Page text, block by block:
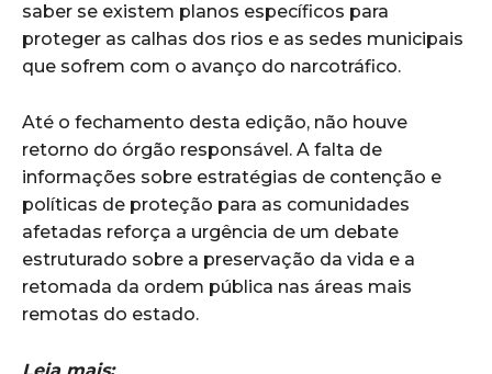
saber se existem planos específicos para
proteger as calhas dos rios e as sedes municipais
que sofrem com o avanço do narcotráfico.
Até o fechamento desta edição, não houve
retorno do órgão responsável. A falta de
informações sobre estratégias de contenção e
políticas de proteção para as comunidades
afetadas reforça a urgência de um debate
estruturado sobre a preservação da vida e a
retomada da ordem pública nas áreas mais
remotas do estado.